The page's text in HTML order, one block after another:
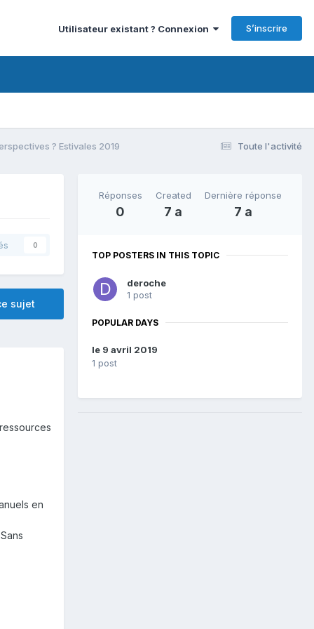
Utilisateur existant ? Connexion S’inscrire
Toute l'activité
? Estivales 2019
0
sujet
en
Réponses
0
Created
7 a
Dernière réponse
7 a
TOP POSTERS IN THIS TOPIC
deroche
1 post
POPULAR DAYS
le 9 avril 2019
1 post